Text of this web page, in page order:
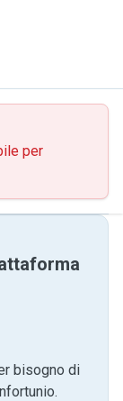
per
bisogno di